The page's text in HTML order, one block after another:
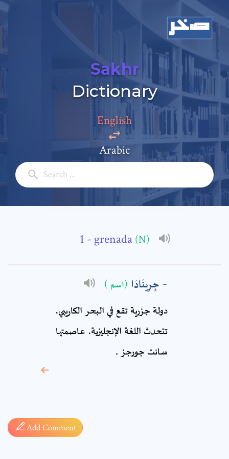
Sakhr
Dictionary
English
Arabic
- grenada (N)
جِرِينَادَا (اسم )
دولة جزرية تقع في البحر الكاريبي،
تتحدث اللغة الإنجليزية، عاصمتها
سانت جورجز .
Add Comment
Add a comment
Full Name: *
Subject: *
Comment: *